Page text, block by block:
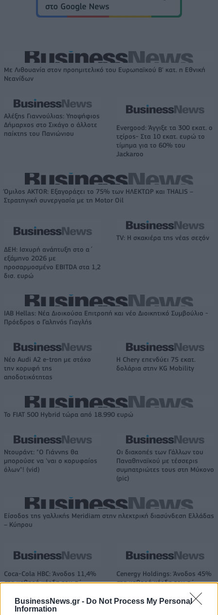
BusinessNews.gr - Do Not Process My Personal
Information
Με Λιθουανία στον προημιτελικό του Ευρωπαϊκού Β' κατ. η Εθνική
Νεανίδων
Αλέξης Γιαννούλιας: Υποψήφιος
Δήμαρχος στο Σικάγο ο άλλοτε
παίκτης του Πανιώνιου
Evergood: Άγγιξε τα 300 εκατ. ο
τζίρος- Στα 10 εκατ. ευρώ το
τίμημα για το 60% του
Jackaroo
Όμιλος AKTOR: Εξαγοράζει το 75% των ΗΛΕΚΤΩΡ και THALIS –
Στρατηγική συνεργασία με τη Motor Oil
ΔΕΗ: Ισχυρή ανάπτυξη στο α΄
εξάμηνο 2026 με
προσαρμοσμένο EBITDA στα 1,2
δισ. ευρώ
TV: Η σκακιέρα της νέας σεζόν
IAB Hellas: Νέα Διοικούσα Επιτροπή και νέο Διοικητικό Συμβούλιο -
Πρόεδρος ο Γαληνός Γιαγλής
Νέο Audi A2 e-tron με στόχο
την κορυφή της
αποδοτικότητας
Η Chery επενδύει 75 εκατ.
δολάρια στην KG Mobility
Το FIAT 500 Hybrid τώρα από 18.990 ευρώ
Ντουράντ: "Ο Γιάννης θα
μπορούσε να 'ναι ο κορυφαίος
όλων"! (vid)
Οι διακοπές των Γάλλων του
Παναθηναϊκού με τέσσερις
συμπατριώτες τους στη Μύκονο
(pic)
Είσοδος της γαλλικής Meridiam στην ηλεκτρική διασύνδεση Ελλάδας
– Κύπρου
Coca-Cola HBC: Άνοδος 11,4%
στα καθαρά κέρδη του α΄
ευρώ
Cenergy Holdings: Άνοδος 45%
στα καθαρά κέρδη του α΄
εξαμήνου, στα 138 εκατ. ευρώ